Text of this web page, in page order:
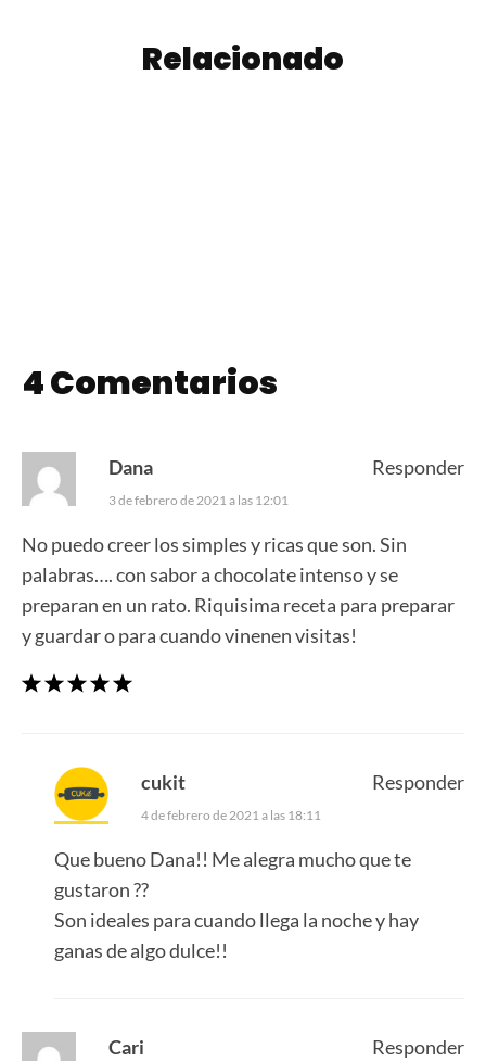
Relacionado
4 Comentarios
Dana
3 de febrero de 2021 a las 12:01
No puedo creer los simples y ricas que son. Sin
palabras…. con sabor a chocolate intenso y se
preparan en un rato. Riquisima receta para preparar
y guardar o para cuando vinenen visitas!
Responder
cukit
4 de febrero de 2021 a las 18:11
Que bueno Dana!! Me alegra mucho que te
gustaron ??
Son ideales para cuando llega la noche y hay
ganas de algo dulce!!
Responder
Cari Responder